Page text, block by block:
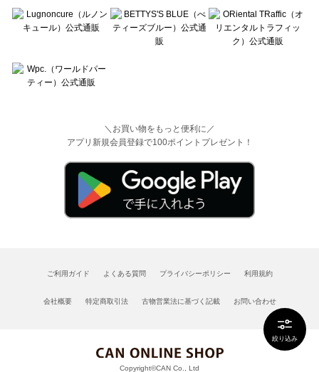
絞り込み
＼お買い物をもっと便利に／
アプリ新規会員登録で100ポイントプレゼント！
ご利用ガイド よくある質問 プライバシーポリシー 利用規約
会社概要 特定商取引法 古物営業法に基づく記載 お問い合わせ
Copyright©CAN Co., Ltd